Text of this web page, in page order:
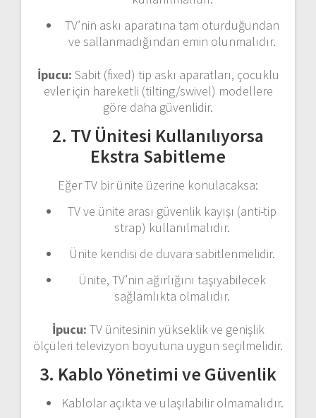
TV’nin askı aparatına tam oturduğundan
ve sallanmadığından emin olunmalıdır.
İpucu: Sabit (fixed) tip askı aparatları, çocuklu
evler için hareketli (tilting/swivel) modellere
göre daha güvenlidir.
2. TV Ünitesi Kullanılıyorsa
Ekstra Sabitleme
Eğer TV bir ünite üzerine konulacaksa:
TV ve ünite arası güvenlik kayışı (anti-tip
strap) kullanılmalıdır.
Ünite kendisi de duvara sabitlenmelidir.
Ünite, TV’nin ağırlığını taşıyabilecek
sağlamlıkta olmalıdır.
İpucu: TV ünitesinin yükseklik ve genişlik
ölçüleri televizyon boyutuna uygun seçilmelidir.
3. Kablo Yönetimi ve Güvenlik
Kablolar açıkta ve ulaşılabilir olmamalıdır.